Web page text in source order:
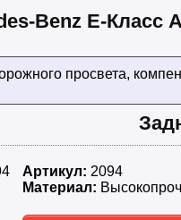
Benz E-Класс
просвета,
Артикул: 2094
Материал: